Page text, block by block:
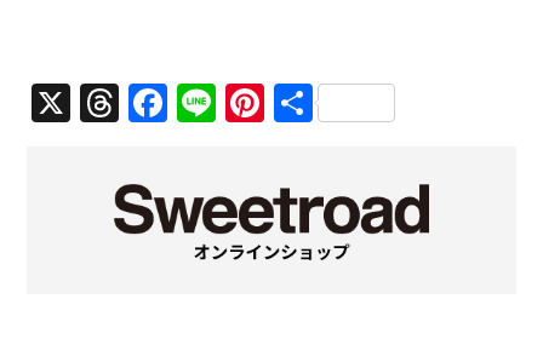
X Threads
Facebook
LinePinterest
共